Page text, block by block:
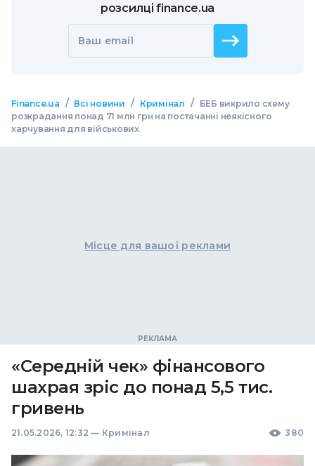
розсилці finance.ua
Ваш email
Finance.ua / Всі новини / Кримінал /
БЕБ викрило схему
розкрадання понад 71 млн грн на постачанні неякісного
харчування для військових
Місце для вашої реклами
«Середній чек» фінансового
шахрая зріс до понад 5,5 тис.
гривень
21.05.2026, 12:32 — Кримінал 380